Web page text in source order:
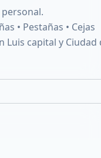
personal.
• Pestañas • Cejas
Luis capital y Ciudad